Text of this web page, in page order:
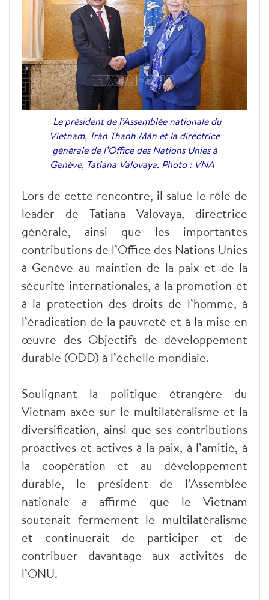
Le président de l’Assemblée nationale du
Vietnam, Trân Thanh Mân et la directrice
générale de l’Office des Nations Unies à
Genève, Tatiana Valovaya. Photo : VNA
Lors de cette rencontre, il salué le rôle de
leader de Tatiana Valovaya, directrice
générale, ainsi que les importantes
contributions de l’Office des Nations Unies
à Genève au maintien de la paix et de la
sécurité internationales, à la promotion et
à la protection des droits de l’homme, à
l’éradication de la pauvreté et à la mise en
œuvre des Objectifs de développement
durable (ODD) à l’échelle mondiale.
Soulignant la politique étrangère du
Vietnam axée sur le multilatéralisme et la
diversification, ainsi que ses contributions
proactives et actives à la paix, à l’amitié, à
la coopération et au développement
durable, le président de l’Assemblée
nationale a affirmé que le Vietnam
soutenait fermement le multilatéralisme
et continuerait de participer et de
contribuer davantage aux activités de
l’ONU.